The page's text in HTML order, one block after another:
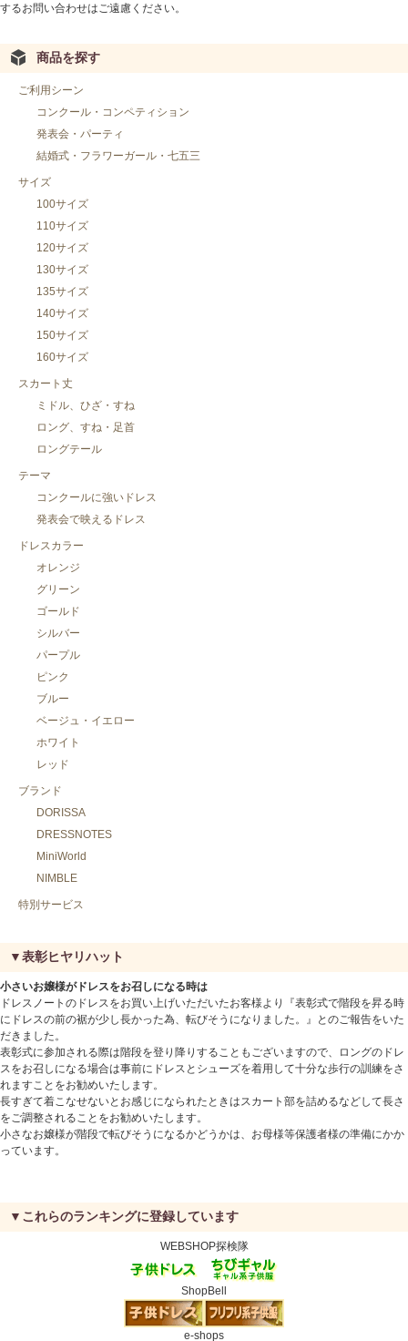
するお問い合わせはご遠慮ください。
商品を探す
ご利用シーン
コンクール・コンペティション
発表会・パーティ
結婚式・フラワーガール・七五三
サイズ
100サイズ
110サイズ
120サイズ
130サイズ
135サイズ
140サイズ
150サイズ
160サイズ
スカート丈
ミドル、ひざ・すね
ロング、すね・足首
ロングテール
テーマ
コンクールに強いドレス
発表会で映えるドレス
ドレスカラー
オレンジ
グリーン
ゴールド
シルバー
パープル
ピンク
ブルー
ベージュ・イエロー
ホワイト
レッド
ブランド
DORISSA
DRESSNOTES
MiniWorld
NIMBLE
特別サービス
▼表彰ヒヤリハット
小さいお嬢様がドレスをお召しになる時は
ドレスノートのドレスをお買い上げいただいたお客様より『表彰式で階段を昇る時
にドレスの前の裾が少し長かった為、転びそうになりました。』とのご報告をいた
だきました。
表彰式に参加される際は階段を登り降りすることもございますので、ロングのドレ
スをお召しになる場合は事前にドレスとシューズを着用して十分な歩行の訓練をさ
れますことをお勧めいたします。
長すぎて着こなせないとお感じになられたときはスカート部を詰めるなどして長さ
をご調整されることをお勧めいたします。
小さなお嬢様が階段で転びそうになるかどうかは、お母様等保護者様の準備にかか
っています。
▼これらのランキングに登録しています
WEBSHOP探検隊
ShopBell
e-shops